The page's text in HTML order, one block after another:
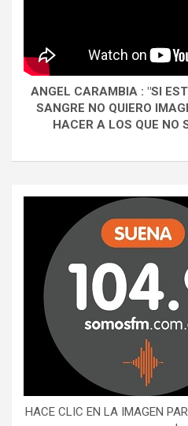
ANGEL CARAMBIA : "SI
SANGRE NO QUIERO
HACER A LOS QUE NO
HACE CLIC EN LA IMAGEN